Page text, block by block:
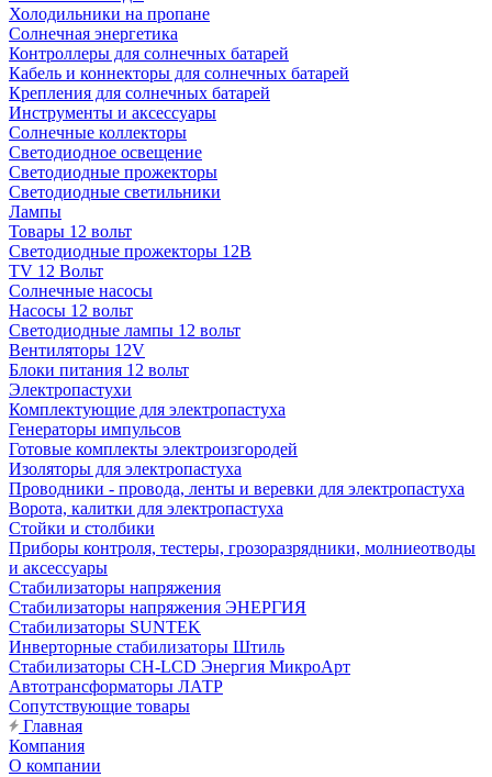
Холодильники на пропане
Солнечная энергетика
Контроллеры для солнечных батарей
Кабель и коннекторы для солнечных батарей
Крепления для солнечных батарей
Инструменты и аксессуары
Солнечные коллекторы
Светодиодное освещение
Светодиодные прожекторы
Светодиодные светильники
Лампы
Товары 12 вольт
Светодиодные прожекторы 12В
TV 12 Вольт
Солнечные насосы
Насосы 12 вольт
Светодиодные лампы 12 вольт
Вентиляторы 12V
Блоки питания 12 вольт
Электропастухи
Комплектующие для электропастуха
Генераторы импульсов
Готовые комплекты электроизгородей
Изоляторы для электропастуха
Проводники - провода, ленты и веревки для электропастуха
Ворота, калитки для электропастуха
Стойки и столбики
Приборы контроля, тестеры, грозоразрядники, молниеотводы
и аксессуары
Стабилизаторы напряжения
Стабилизаторы напряжения ЭНЕРГИЯ
Стабилизаторы SUNTEK
Инверторные стабилизаторы Штиль
Стабилизаторы СН-LCD Энepгия МикроАрт
Автотрансформаторы ЛАТР
Сопутствующие товары
Главная
Компания
О компании